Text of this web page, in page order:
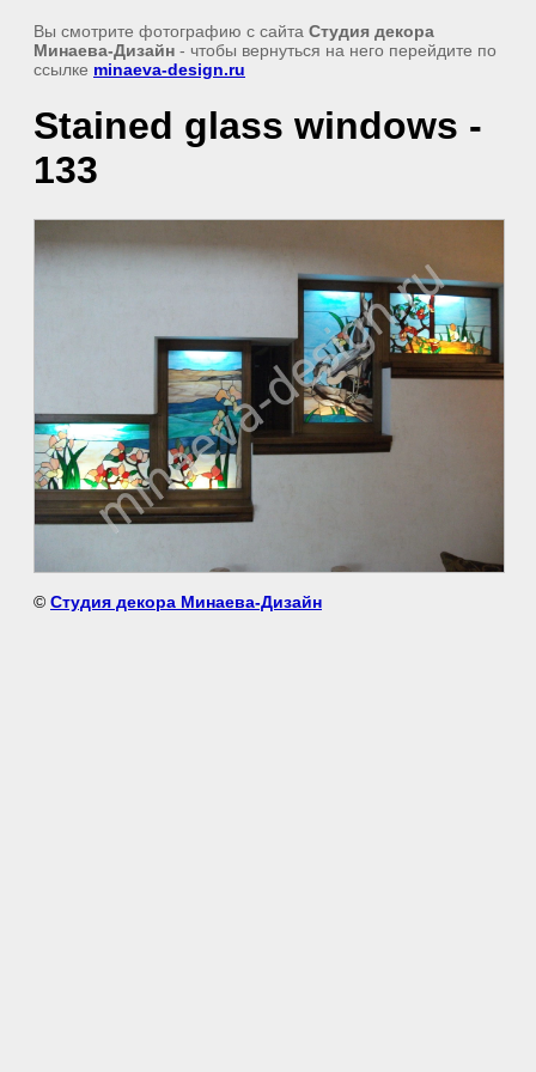
Вы смотрите фотографию с сайта Студия декора
Минаева-Дизайн - чтобы вернуться на него перейдите по
ссылке minaeva-design.ru
Stained glass windows -
133
© Студия декора Минаева-Дизайн